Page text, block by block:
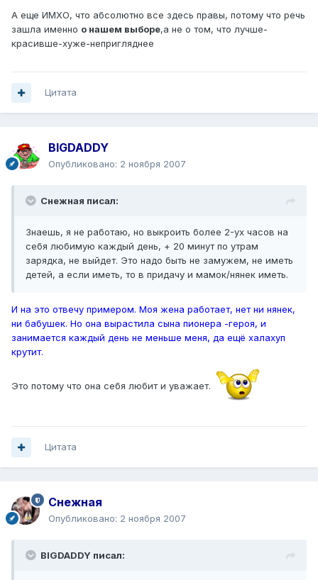
А еще ИМХО, что абсолютно все здесь правы, потому что речь
зашла именно о нашем выборе,а не о том, что лучше-
красивше-хуже-непригляднее
Цитата
BIGDADDY
Опубликовано: 2 ноября 2007
Снежная писал:
Знаешь, я не работаю, но выкроить более 2-ух часов на
себя любимую каждый день, + 20 минут по утрам
зарядка, не выйдет. Это надо быть не замужем, не иметь
детей, а если иметь, то в придачу и мамок/нянек иметь.
И на это отвечу примером. Моя жена работает, нет ни нянек,
ни бабушек. Но она вырастила сына пионера -героя, и
занимается каждый день не меньше меня, да ещё халахуп
крутит.
Это потому что она себя любит и уважает.
Цитата
Снежная
Опубликовано: 2 ноября 2007
BIGDADDY писал: